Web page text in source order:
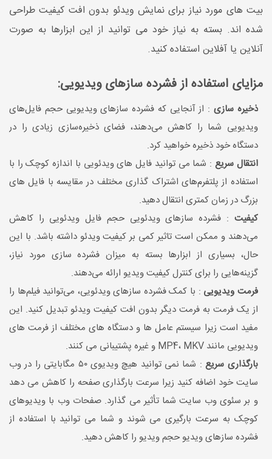
بیت های مورد نیاز برای نمایش ویدئو بدون افت کیفیت طراحی
شده اند. بسته به نیاز خود می توانید از این ابزارها به صورت
آنلاین یا آفلاین استفاده کنید.
مزایای استفاده از فشرده سازهای ویدیویی:
ذخیره سازی : از آنجایی که فشرده سازهای ویدیویی حجم فایل‌های
ویدیویی شما را کاهش می‌دهند، فضای ذخیره‌سازی زیادی را در
دستگاه خود ذخیره خواهید کرد.
انتقال سریع : شما می توانید فایل های ویدئویی با اندازه کوچک را با
استفاده از پلتفرم‌های اشتراک گذاری مختلف در مقایسه با فایل های
بزرگ در زمان کمتری انتقال دهید.
کیفیت : فشرده سازهای ویدئویی حجم فایل ویدئویی را کاهش
می‌دهند و ممکن است تاثیر کمی بر کیفیت ویدئو داشته باشد. با این
حال، بسیاری از ابزارها بسته به میزان فشرده سازی مورد نیاز،
گزینه‌هایی را برای کنترل کیفیت ویدیو ارائه می‌دهند.
فرمت ویدیویی : با کمک فشرده سازهای ویدئویی، می‌توانید فیلم‌ها را
از یک فرمت به فرمت دیگر بدون افت کیفیت ویدئو تبدیل کنید. این
مفید است زیرا سیستم عامل ها و دستگاه های مختلف از فرمت های
ویدیویی مانند
MP4، MKV
و غیره پشتیبانی می کنند.
بارگذاری سریع
: شما نمی توانید هیچ ویدیوی ۵۰ مگابایتی را در وب
سایت خود اضافه کنید زیرا سرعت بارگذاری صفحه را کاهش می دهد
و بر سئوی وب سایت شما تأثیر می گذارد. صفحات وب با ویدیوهای
کوچک به سرعت بارگیری می شوند و شما می توانید با استفاده از
فشرده سازهای ویدیو حجم ویدیو را کاهش دهید.